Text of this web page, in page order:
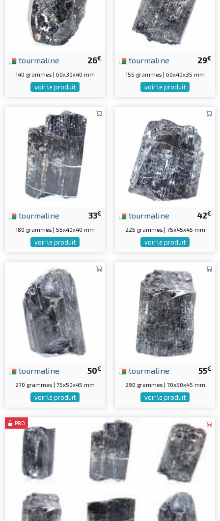
26€
tourmaline
140 grammes | 60x30x40 mm
voir le produit
29€
tourmaline
155 grammes | 60x40x35 mm
voir le produit
33€
tourmaline
180 grammes | 55x40x40 mm
voir le produit
42€
tourmaline
225 grammes | 75x45x45 mm
voir le produit
50€
tourmaline
270 grammes | 75x50x45 mm
voir le produit
55€
tourmaline
290 grammes | 70x50x45 mm
voir le produit
PRO